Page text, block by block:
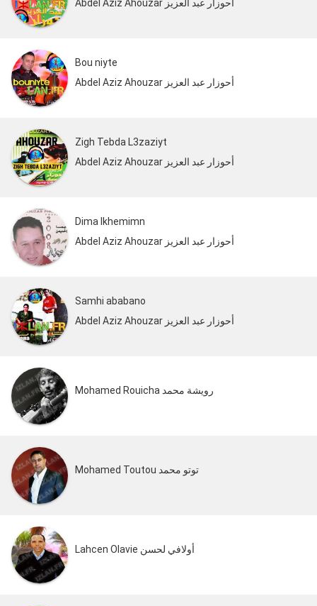
Abdel Aziz Ahouzar أحوزار عبد العزيز
Bou niyte
Abdel Aziz Ahouzar أحوزار عبد العزيز
Zigh Tebda L3zaziyt
Abdel Aziz Ahouzar أحوزار عبد العزيز
Dima Ikhemimn
Abdel Aziz Ahouzar أحوزار عبد العزيز
Samhi ababano
Abdel Aziz Ahouzar أحوزار عبد العزيز
Mohamed Rouicha رويشة محمد
Mohamed Toutou توتو محمد
Lahcen Olavie أولافي لحسن